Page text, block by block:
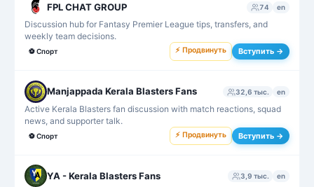
FPL CHAT GROUP 74 en
Discussion hub for Fantasy Premier League tips, transfers, and
weekly team decisions.
⚽Спорт ⚡ Продвинуть Вступить →
Manjappada Kerala Blasters Fans 32,6 тыс. en
Active Kerala Blasters fan discussion with match reactions, squad
news, and supporter talk.
⚽Спорт ⚡ Продвинуть Вступить →
YA - Kerala Blasters Fans 3,9 тыс. en